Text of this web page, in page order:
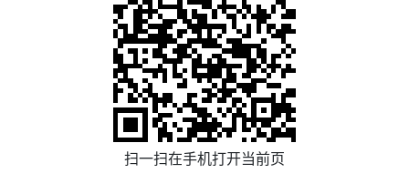
扫一扫在手机打开当前页